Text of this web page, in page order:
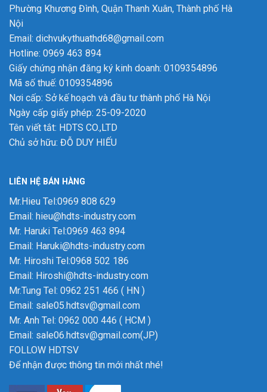
Phường Khương Đình, Quận Thanh Xuân, Thành phố Hà
Nội
Email: dichvukythuathd68@gmail.com
Hotline: 0969 463 894
Giấy chứng nhận đăng ký kinh doanh: 0109354896
Mã số thuế: 0109354896
Nơi cấp: Sở kế hoạch và đầu tư thành phố Hà Nội
Ngày cấp giấy phép: 25-09-2020
Tên viết tắt: HDTS CO.,LTD
Chủ sở hữu: ĐỖ DUY HIẾU
LIÊN HỆ BÁN HÀNG
Mr.Hieu Tel:0969 808 629
Email: hieu@hdts-industry.com
Mr. Haruki Tel:0969 463 894
Email: Haruki@hdts-industry.com
Mr. Hiroshi Tel:0968 502 186
Email: Hiroshi@hdts-industry.com
Mr.Tung Tel: 0962 251 466 ( HN )
Email: sale05.hdtsv@gmail.com
Mr. Anh Tel: 0962 000 446 ( HCM )
Email: sale06.hdtsv@gmail.com(JP)
FOLLOW HDTSV
Để nhận được thông tin mới nhất nhé!